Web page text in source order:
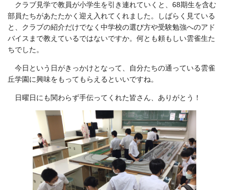
クラブ見学で教員が小学生を引き連れていくと、68期生を含む
部員たちがあたたかく迎え入れてくれました。しばらく見ている
と、クラブの紹介だけでなく中学校の選び方や受験勉強へのアド
バイスまで教えているではないですか。何とも頼もしい雲雀生た
ちでした。
今日という日がきっかけとなって、自分たちの通っている雲雀
丘学園に興味をもってもらえるといいですね。
日曜日にも関わらず手伝ってくれた皆さん、ありがとう！